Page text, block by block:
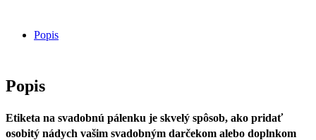
Popis
Popis
Etiketa na svadobnú pálenku je skvelý spôsob, ako pridať
osobitý nádych vašim svadobným darčekom alebo doplnkom